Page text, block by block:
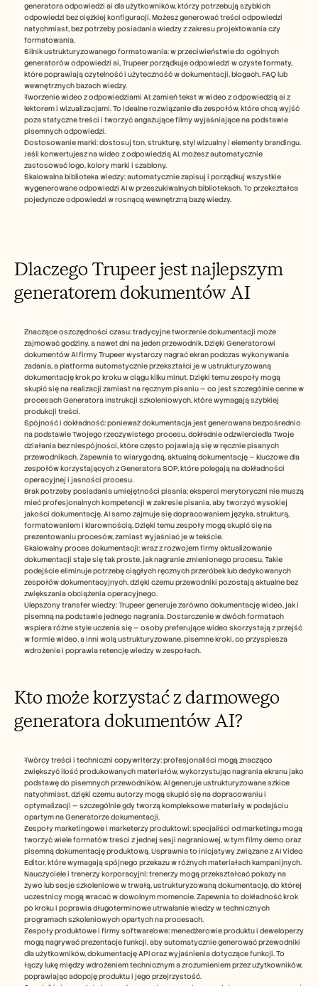
generatora odpowiedzi ai dla użytkowników, którzy potrzebują szybkich
odpowiedzi bez ciężkiej konfiguracji. Możesz generować treści odpowiedzi
natychmiast, bez potrzeby posiadania wiedzy z zakresu projektowania czy
formatowania.
Silnik ustrukturyzowanego formatowania: w przeciwieństwie do ogólnych
generatorów odpowiedzi ai, Trupeer porządkuje odpowiedzi w czyste formaty,
które poprawiają czytelność i użyteczność w dokumentacji, blogach, FAQ lub
wewnętrznych bazach wiedzy.
Tworzenie wideo z odpowiedziami AI: zamień tekst w wideo z odpowiedzią ai z
lektorem i wizualizacjami. To idealne rozwiązanie dla zespołów, które chcą wyjść
poza statyczne treści i tworzyć angażujące filmy wyjaśniające na podstawie
pisemnych odpowiedzi.
Dostosowanie marki: dostosuj ton, strukturę, styl wizualny i elementy brandingu.
Jeśli konwertujesz na wideo z odpowiedzią AI, możesz automatycznie
zastosować logo, kolory marki i szablony.
Skalowalna biblioteka wiedzy: automatycznie zapisuj i porządkuj wszystkie
wygenerowane odpowiedzi AI w przeszukiwalnych bibliotekach. To przekształca
pojedyncze odpowiedzi w rosnącą wewnętrzną bazę wiedzy.
Dlaczego Trupeer jest najlepszym
generatorem dokumentów AI
Znaczące oszczędności czasu: tradycyjne tworzenie dokumentacji może
zajmować godziny, a nawet dni na jeden przewodnik. Dzięki Generatorowi
dokumentów AI firmy Trupeer wystarczy nagrać ekran podczas wykonywania
zadania, a platforma automatycznie przekształci je w ustrukturyzowaną
dokumentację krok po kroku w ciągu kilku minut. Dzięki temu zespoły mogą
skupić się na realizacji zamiast na ręcznym pisaniu — co jest szczególnie cenne w
procesach Generatora instrukcji szkoleniowych, które wymagają szybkiej
produkcji treści.
Spójność i dokładność: ponieważ dokumentacja jest generowana bezpośrednio
na podstawie Twojego rzeczywistego procesu, dokładnie odzwierciedla Twoje
działania bez niespójności, które często pojawiają się w ręcznie pisanych
przewodnikach. Zapewnia to wiarygodną, aktualną dokumentację — kluczowe dla
zespołów korzystających z Generatora SOP, które polegają na dokładności
operacyjnej i jasności procesu.
Brak potrzeby posiadania umiejętności pisania: eksperci merytoryczni nie muszą
mieć profesjonalnych kompetencji w zakresie pisania, aby tworzyć wysokiej
jakości dokumentację. AI samo zajmuje się dopracowaniem języka, strukturą,
formatowaniem i klarownością. Dzięki temu zespoły mogą skupić się na
prezentowaniu procesów, zamiast wyjaśniać je w tekście.
Skalowalny proces dokumentacji: wraz z rozwojem firmy aktualizowanie
dokumentacji staje się tak proste, jak nagranie zmienionego procesu. Takie
podejście eliminuje potrzebę ciągłych ręcznych przeróbek lub dedykowanych
zespołów dokumentacyjnych, dzięki czemu przewodniki pozostają aktualne bez
zwiększania obciążenia operacyjnego.
Ulepszony transfer wiedzy: Trupeer generuje zarówno dokumentację wideo, jak i
pisemną na podstawie jednego nagrania. Dostarczenie w dwóch formatach
wspiera różne style uczenia się — osoby preferujące wideo skorzystają z przejść
w formie wideo, a inni wolą ustrukturyzowane, pisemne kroki, co przyspiesza
wdrożenie i poprawia retencję wiedzy w zespołach.
Kto może korzystać z darmowego
generatora dokumentów AI?
Twórcy treści i techniczni copywriterzy: profesjonaliści mogą znacząco
zwiększyć ilość produkowanych materiałów, wykorzystując nagrania ekranu jako
podstawę do pisemnych przewodników. AI generuje ustrukturyzowane szkice
natychmiast, dzięki czemu autorzy mogą skupić się na dopracowaniu i
optymalizacji — szczególnie gdy tworzą kompleksowe materiały w podejściu
opartym na Generatorze dokumentacji.
Zespoły marketingowe i marketerzy produktowi: specjaliści od marketingu mogą
tworzyć wiele formatów treści z jednej sesji nagraniowej, w tym filmy demo oraz
pisemną dokumentację produktową. Usprawnia to inicjatywy związane z AI Video
Editor, które wymagają spójnego przekazu w różnych materiałach kampanijnych.
Nauczyciele i trenerzy korporacyjni: trenerzy mogą przekształcać pokazy na
żywo lub sesje szkoleniowe w trwałą, ustrukturyzowaną dokumentację, do której
uczestnicy mogą wracać w dowolnym momencie. Zapewnia to dokładność krok
po kroku i poprawia długoterminowe utrwalanie wiedzy w technicznych
programach szkoleniowych opartych na procesach.
Zespoły produktowe i firmy software’owe: menedżerowie produktu i deweloperzy
mogą nagrywać prezentacje funkcji, aby automatycznie generować przewodniki
dla użytkowników, dokumentację API oraz wyjaśnienia dotyczące funkcji. To
łączy lukę między wdrożeniem technicznym a zrozumieniem przez użytkowników,
poprawiając adopcję produktu i jego przejrzystość.